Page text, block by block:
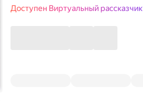
Доступен Виртуальный рассказчик